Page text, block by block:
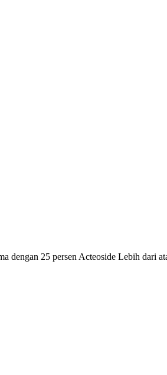
dengan 25 persen Acteoside Lebih dari